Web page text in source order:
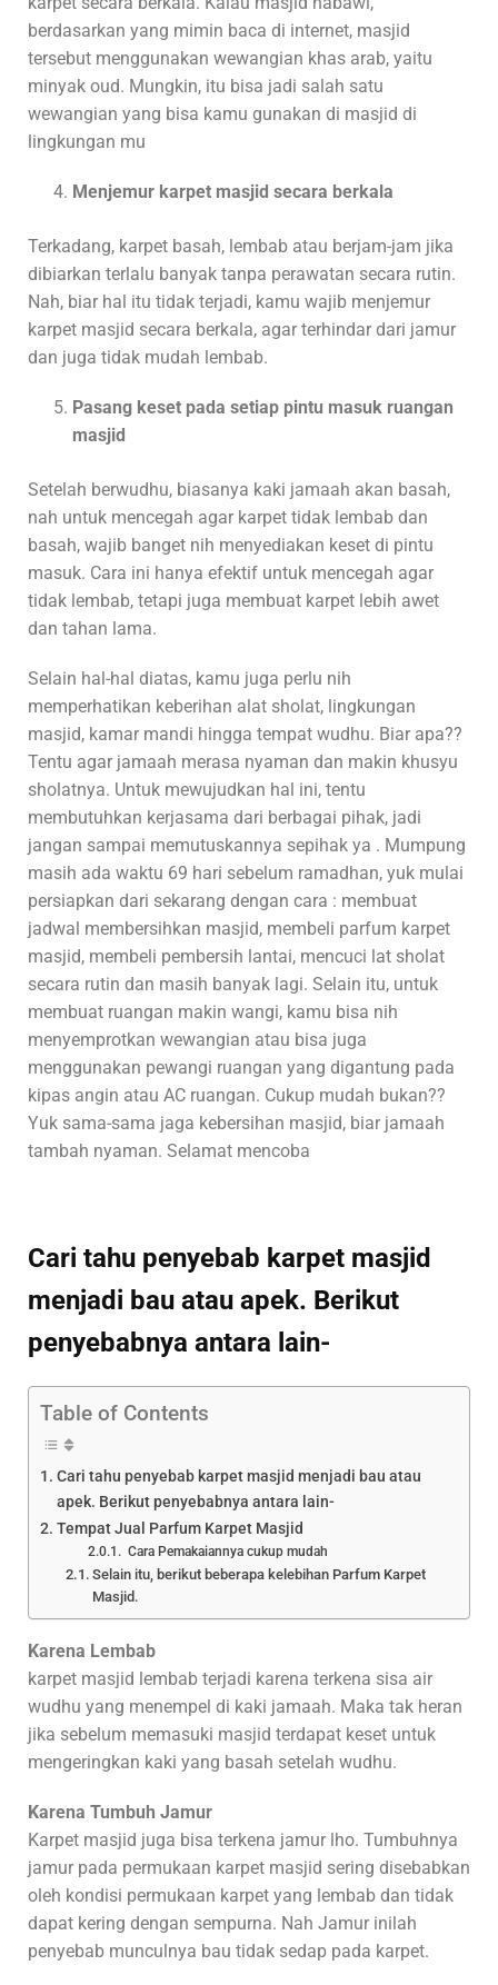
berdasarkan yang mimin baca di internet, masjid
tersebut menggunakan wewangian khas arab, yaitu
minyak oud. Mungkin, itu bisa jadi salah satu
wewangian yang bisa kamu gunakan di masjid di
lingkungan mu
Menjemur karpet masjid secara berkala
Terkadang, karpet basah, lembab atau berjam-jam jika
dibiarkan terlalu banyak tanpa perawatan secara rutin.
Nah, biar hal itu tidak terjadi, kamu wajib menjemur
karpet masjid secara berkala, agar terhindar dari jamur
dan juga tidak mudah lembab.
Pasang keset pada setiap pintu masuk ruangan
masjid
Setelah berwudhu, biasanya kaki jamaah akan basah,
nah untuk mencegah agar karpet tidak lembab dan
basah, wajib banget nih menyediakan keset di pintu
masuk. Cara ini hanya efektif untuk mencegah agar
tidak lembab, tetapi juga membuat karpet lebih awet
dan tahan lama.
Selain hal-hal diatas, kamu juga perlu nih
memperhatikan keberihan alat sholat, lingkungan
masjid, kamar mandi hingga tempat wudhu. Biar apa??
Tentu agar jamaah merasa nyaman dan makin khusyu
sholatnya. Untuk mewujudkan hal ini, tentu
membutuhkan kerjasama dari berbagai pihak, jadi
jangan sampai memutuskannya sepihak ya . Mumpung
masih ada waktu 69 hari sebelum ramadhan, yuk mulai
persiapkan dari sekarang dengan cara : membuat
jadwal membersihkan masjid, membeli parfum karpet
masjid, membeli pembersih lantai, mencuci lat sholat
secara rutin dan masih banyak lagi. Selain itu, untuk
membuat ruangan makin wangi, kamu bisa nih
menyemprotkan wewangian atau bisa juga
menggunakan pewangi ruangan yang digantung pada
kipas angin atau AC ruangan. Cukup mudah bukan??
Yuk sama-sama jaga kebersihan masjid, biar jamaah
tambah nyaman. Selamat mencoba
Cari tahu penyebab karpet masjid
menjadi bau atau apek. Berikut
penyebabnya antara lain-
Table of Contents
Cari tahu penyebab karpet masjid menjadi bau atau
apek. Berikut penyebabnya antara lain-
Tempat Jual Parfum Karpet Masjid
Cara Pemakaiannya cukup mudah
Selain itu, berikut beberapa kelebihan Parfum Karpet
Masjid.
Karena Lembab
karpet masjid lembab terjadi karena terkena sisa air
wudhu yang menempel di kaki jamaah. Maka tak heran
jika sebelum memasuki masjid terdapat keset untuk
mengeringkan kaki yang basah setelah wudhu.
Karena Tumbuh Jamur
Karpet masjid juga bisa terkena jamur lho. Tumbuhnya
jamur pada permukaan karpet masjid sering disebabkan
oleh kondisi permukaan karpet yang lembab dan tidak
dapat kering dengan sempurna. Nah Jamur inilah
penyebab munculnya bau tidak sedap pada karpet.